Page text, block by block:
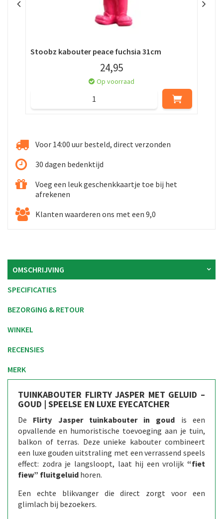
Stoobz kabouter peace fuchsia 31cm
24,95
Op voorraad
Voor 14:00 uur besteld, direct verzonden
30 dagen bedenktijd
Voeg een leuk geschenkkaartje toe bij het
afrekenen
Klanten waarderen ons met een 9,0
OMSCHRIJVING
SPECIFICATIES
BEZORGING & RETOUR
WINKEL
RECENSIES
MERK
TUINKABOUTER FLIRTY JASPER MET GELUID –
GOUD | SPEELSE EN LUXE EYECATCHER
De Flirty Jasper tuinkabouter in goud is een
opvallende en humoristische toevoeging aan je tuin,
balkon of terras. Deze unieke kabouter combineert
een luxe gouden uitstraling met een verrassend speels
effect: zodra je langsloopt, laat hij een vrolijk “fiet
fiew” fluitgeluid horen.
Een echte blikvanger die direct zorgt voor een
glimlach bij bezoekers.